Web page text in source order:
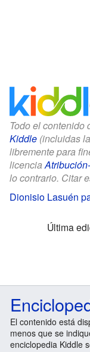
Todo el contenido
Kiddle (incluidas
libremente para
licencia
lo contrario. Citar
Dionisio Lasuén
Última
El contenido está
menos que se
enciclopedia Kiddle